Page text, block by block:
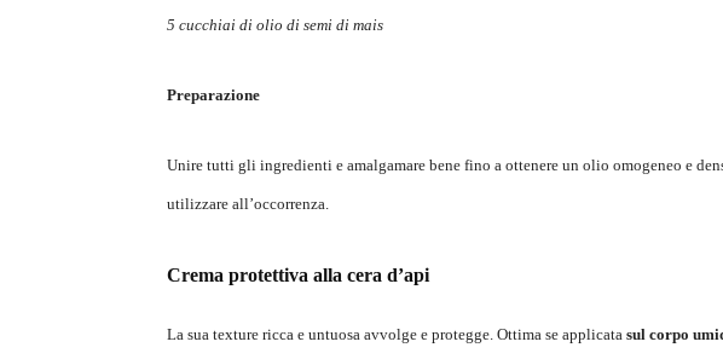
5 cucchiai di olio di semi di mais
Preparazione
Unire tutti gli ingredienti e amalgamare bene fino a ottenere un olio omogeneo e
utilizzare all’occorrenza.
Crema protettiva alla cera d’api
La sua texture ricca e untuosa avvolge e protegge. Ottima se applicata sul corpo